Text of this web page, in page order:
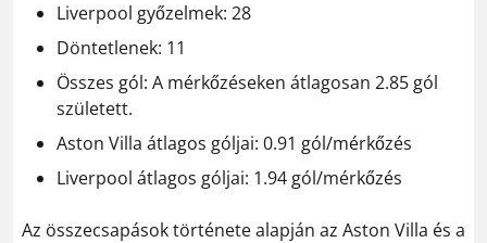
Liverpool győzelmek: 28
Döntetlenek: 11
Összes gól: A mérkőzéseken átlagosan 2.85 gól
született.
Aston Villa átlagos góljai: 0.91 gól/mérkőzés
Liverpool átlagos góljai: 1.94 gól/mérkőzés
Az összecsapások története alapján az Aston Villa és a